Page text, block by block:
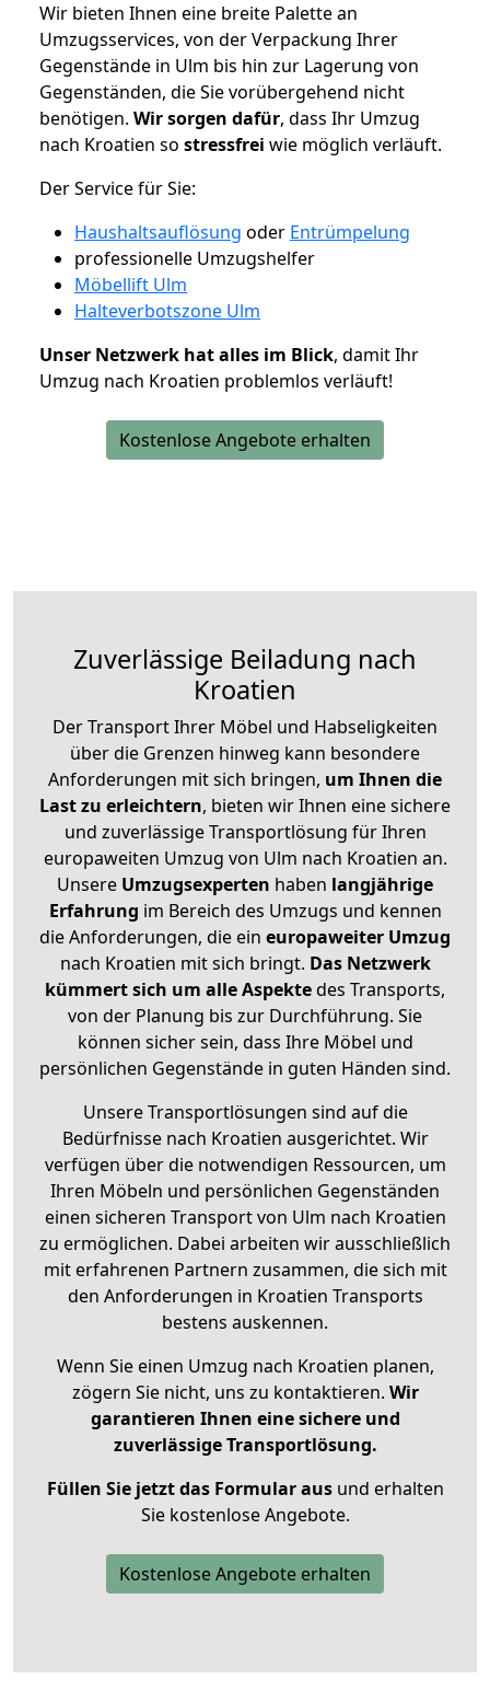
Wir bieten Ihnen eine breite Palette an
Umzugsservices, von der Verpackung Ihrer
Gegenstände in Ulm bis hin zur Lagerung von
Gegenständen, die Sie vorübergehend nicht
benötigen. Wir sorgen dafür, dass Ihr Umzug
nach Kroatien so stressfrei wie möglich verläuft.
Der Service für Sie:
Haushaltsauflösung oder Entrümpelung
professionelle Umzugshelfer
Möbellift Ulm
Halteverbotszone Ulm
Unser Netzwerk hat alles im Blick, damit Ihr
Umzug nach Kroatien problemlos verläuft!
Kostenlose Angebote erhalten
Zuverlässige Beiladung nach
Kroatien
Der Transport Ihrer Möbel und Habseligkeiten
über die Grenzen hinweg kann besondere
Anforderungen mit sich bringen, um Ihnen die
Last zu erleichtern, bieten wir Ihnen eine sichere
und zuverlässige Transportlösung für Ihren
europaweiten Umzug von Ulm nach Kroatien an.
Unsere Umzugsexperten haben langjährige
Erfahrung im Bereich des Umzugs und kennen
die Anforderungen, die ein europaweiter Umzug
nach Kroatien mit sich bringt. Das Netzwerk
kümmert sich um alle Aspektedes Transports,
von der Planung bis zur Durchführung. Sie
können sicher sein, dass Ihre Möbel und
persönlichen Gegenstände in guten Händen sind.
Unsere Transportlösungen sind auf die
Bedürfnisse nach Kroatien ausgerichtet. Wir
verfügen über die notwendigen Ressourcen, um
Ihren Möbeln und persönlichen Gegenständen
einen sicheren Transport von Ulm nach Kroatien
zu ermöglichen. Dabei arbeiten wir ausschließlich
mit erfahrenen Partnern zusammen, die sich mit
den Anforderungen in Kroatien Transports
bestens auskennen.
Wenn Sie einen Umzug nach Kroatien planen,
zögern Sie nicht, uns zu kontaktieren. Wir
garantieren Ihnen eine sichere und
zuverlässige Transportlösung.
Füllen Sie jetzt das Formular ausund erhalten
Sie kostenlose Angebote.
Kostenlose Angebote erhalten